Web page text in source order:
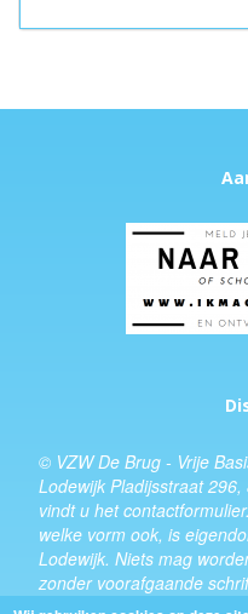
© VZW De Brug - Vrije
Lodewijk Pladijsstraat
vindt u hetcontactformulier
welke vorm ook, is
Lodewijk. Niets mag
zonder voorafgaande
schooldirecteur.